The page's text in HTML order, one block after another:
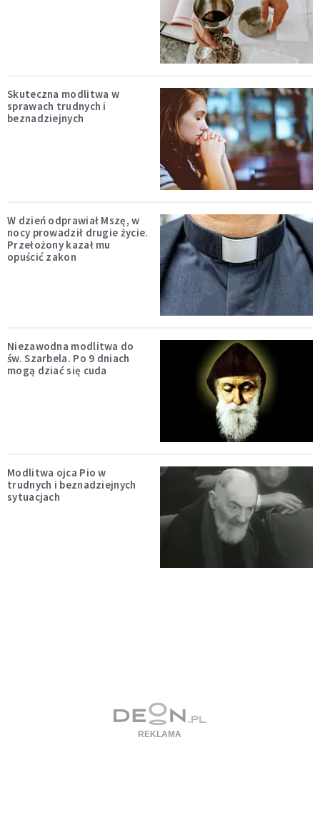
Skuteczna modlitwa w
sprawach trudnych i
beznadziejnych
W dzień odprawiał Mszę, w
nocy prowadził drugie życie.
Przełożony kazał mu
opuścić zakon
Niezawodna modlitwa do
św. Szarbela. Po 9 dniach
mogą dziać się cuda
Modlitwa ojca Pio w
trudnych i beznadziejnych
sytuacjach